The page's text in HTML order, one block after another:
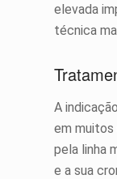
elevada
técnica
A
em muitos
pela linha
e a sua